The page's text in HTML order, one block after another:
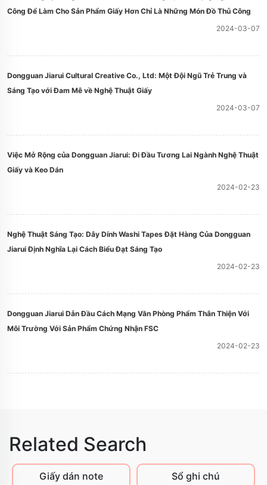
Công Để Làm Cho Sản Phẩm Giấy Hơn Chỉ Là Những Món Đồ Thủ Công
2024-03-07
Dongguan Jiarui Cultural Creative Co., Ltd: Một Đội Ngũ Trẻ Trung và
Sáng Tạo với Đam Mê về Nghệ Thuật Giấy
2024-03-07
Việc Mở Rộng của Dongguan Jiarui: Đi Đầu Tương Lai Ngành Nghệ Thuật
Giấy và Keo Dán
2024-02-23
Nghệ Thuật Sáng Tạo: Dây Dính Washi Tapes Đặt Hàng Của Dongguan
Jiarui Định Nghĩa Lại Cách Biểu Đạt Sáng Tạo
2024-02-23
Dongguan Jiarui Dẫn Đầu Cách Mạng Văn Phòng Phẩm Thân Thiện Với
Môi Trường Với Sản Phẩm Chứng Nhận FSC
2024-02-23
Related Search
Giấy dán note Sổ ghi chú